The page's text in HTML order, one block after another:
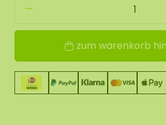
zum warenkorb